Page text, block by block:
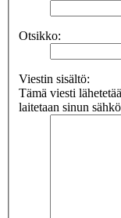
Otsikko:
Viestin sisältö:
Tämä viesti
laitetaan sinun